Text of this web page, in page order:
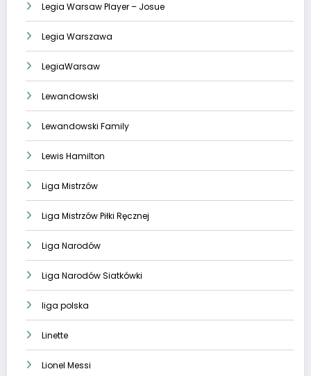
Legia Warsaw Player – Josue
Legia Warszawa
LegiaWarsaw
Lewandowski
Lewandowski Family
Lewis Hamilton
Liga Mistrzów
Liga Mistrzów Piłki Ręcznej
Liga Narodów
Liga Narodów Siatkówki
liga polska
Linette
Lionel Messi